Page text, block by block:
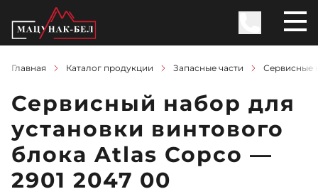
Главная Каталог продукции Запасные части Сервисные
Сервисный набор для
установки винтового
блока Atlas Copco —
2901 2047 00